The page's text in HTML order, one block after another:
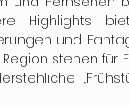
Highlights
und
stehen für